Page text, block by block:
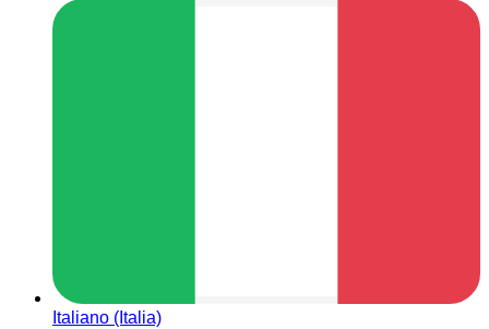
Italiano (Italia)